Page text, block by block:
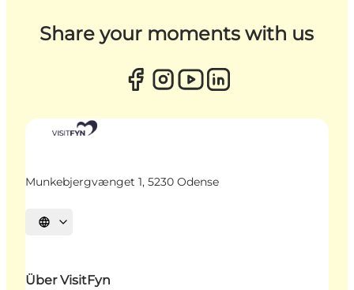
Share your moments with us
Munkebjergvænget 1, 5230 Odense
Sprache auswählen
Über VisitFyn